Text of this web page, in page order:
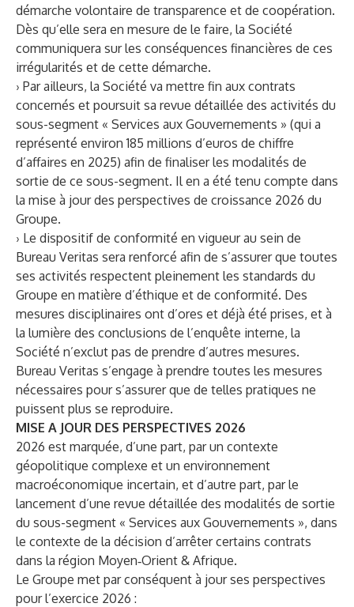
démarche volontaire de transparence et de coopération.
Dès qu’elle sera en mesure de le faire, la Société
communiquera sur les conséquences financières de ces
irrégularités et de cette démarche.
› Par ailleurs, la Société va mettre fin aux contrats
concernés et poursuit sa revue détaillée des activités du
sous-segment « Services aux Gouvernements » (qui a
représenté environ 185 millions d’euros de chiffre
d’affaires en 2025) afin de finaliser les modalités de
sortie de ce sous-segment. Il en a été tenu compte dans
la mise à jour des perspectives de croissance 2026 du
Groupe.
› Le dispositif de conformité en vigueur au sein de
Bureau Veritas sera renforcé afin de s’assurer que toutes
ses activités respectent pleinement les standards du
Groupe en matière d’éthique et de conformité. Des
mesures disciplinaires ont d’ores et déjà été prises, et à
la lumière des conclusions de l’enquête interne, la
Société n’exclut pas de prendre d’autres mesures.
Bureau Veritas s’engage à prendre toutes les mesures
nécessaires pour s’assurer que de telles pratiques ne
puissent plus se reproduire.
MISE A JOUR DES PERSPECTIVES 2026
2026 est marquée, d’une part, par un contexte
géopolitique complexe et un environnement
macroéconomique incertain, et d’autre part, par le
lancement d’une revue détaillée des modalités de sortie
du sous-segment « Services aux Gouvernements », dans
le contexte de la décision d’arrêter certains contrats
dans la région Moyen‑Orient & Afrique.
Le Groupe met par conséquent à jour ses perspectives
pour l’exercice 2026 :